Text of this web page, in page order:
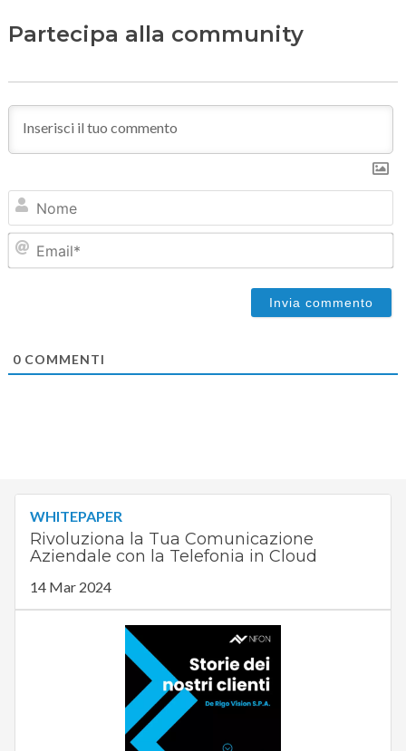
Partecipa alla community
0COMMENTI
WHITEPAPER
Rivoluziona la Tua Comunicazione
Aziendale con la Telefonia in Cloud
14 Mar 2024